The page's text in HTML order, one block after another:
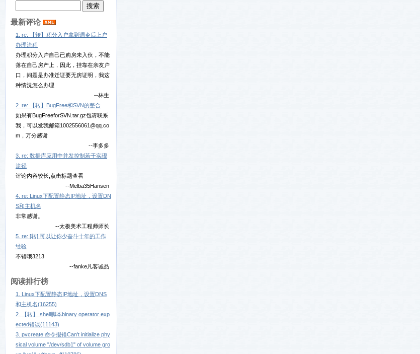
最新评论
1. re: 【转】积分入户拿到调令后上户
办理流程
办理积分入户自己已购房未入伙，不能
落在自己房产上，因此，挂靠在亲友户
口，问题是办准迁证要无房证明，我这
种情況怎么办理
--林生
2. re: 【转】BugFree和SVN的整合
如果有BugFreeforSVN.tar.gz包请联系
我，可以发我邮箱1002556061@qq.co
m，万分感谢
--李多多
3. re: 数据库应用中并发控制若干实现
途径
评论内容较长,点击标题查看
--Melba35Hansen
4. re: Linux下配置静态IP地址，设置DN
S和主机名
非常感谢。
--太极美术工程师师长
5. re: [转] 可以让你少奋斗十年的工作
经验
不错哦3213
--fanke凡客诚品
阅读排行榜
1. Linux下配置静态IP地址，设置DNS
和主机名(16255)
2. 【转】 shell脚本binary operator exp
ected错误(11143)
3. pvcreate 命令报错Can't initialize phy
sical volume "/dev/sdb1" of volume gro